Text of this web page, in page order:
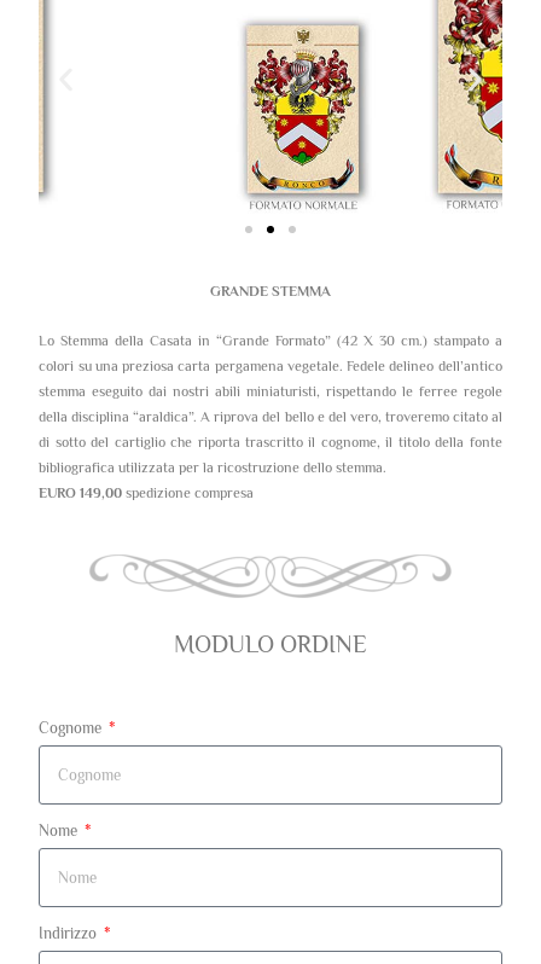
GRANDE STEMMA
Lo Stemma della Casata in “Grande Formato” (42 X 30 cm.) stampato a
colori su una preziosa carta pergamena vegetale. Fedele delineo dell’antico
stemma eseguito dai nostri abili miniaturisti, rispettando le ferree regole
della disciplina “araldica”. A riprova del bello e del vero, troveremo citato al
di sotto del cartiglio che riporta trascritto il cognome, il titolo della fonte
bibliografica utilizzata per la ricostruzione dello stemma.
EURO 149,00 spedizione compresa
MODULO ORDINE
Cognome
Nome
Indirizzo